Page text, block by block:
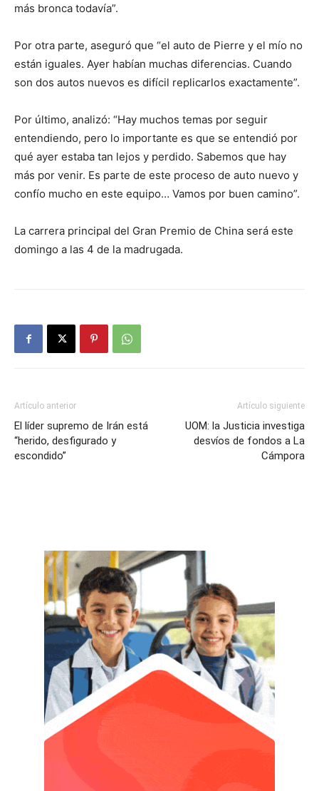
más bronca todavía”.
Por otra parte, aseguró que “el auto de Pierre y el mío no
están iguales. Ayer habían muchas diferencias. Cuando
son dos autos nuevos es difícil replicarlos exactamente”.
Por último, analizó: “Hay muchos temas por seguir
entendiendo, pero lo importante es que se entendió por
qué ayer estaba tan lejos y perdido. Sabemos que hay
más por venir. Es parte de este proceso de auto nuevo y
confío mucho en este equipo… Vamos por buen camino”.
La carrera principal del Gran Premio de China será este
domingo a las 4 de la madrugada.
Artículo anterior
El líder supremo de Irán está
“herido, desfigurado y
escondido”
Artículo siguiente
UOM: la Justicia investiga
desvíos de fondos a La
Cámpora